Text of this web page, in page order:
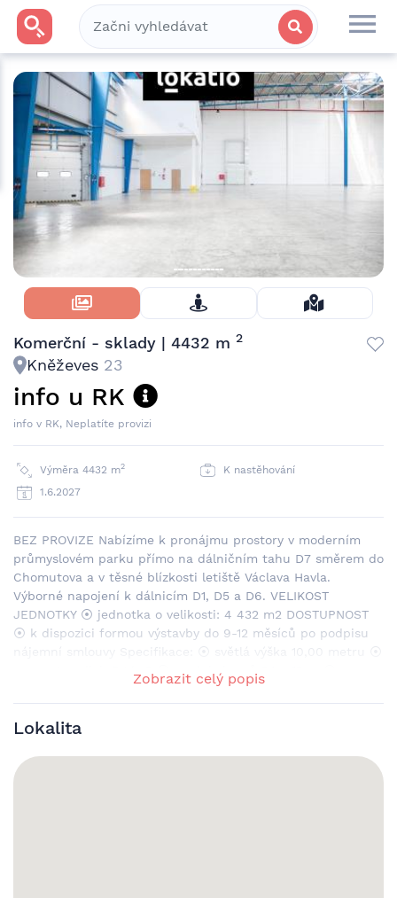
Skrýt Fotky
Komerční - sklady | 4432 m 2
Kněževes 23
info u RK
info v RK, Neplatíte provizi
Výměra 4432 m2
K nastěhování
1.6.2027
BEZ PROVIZE Nabízíme k pronájmu prostory v moderním
průmyslovém parku přímo na dálničním tahu D7 směrem do
Chomutova a v těsné blízkosti letiště Václava Havla.
Výborné napojení k dálnicím D1, D5 a D6. VELIKOST
JEDNOTKY ⦿ jednotka o velikosti: 4 432 m2 DOSTUPNOST
⦿ k dispozici formou výstavby do 9-12 měsíců po podpisu
nájemní smlouvy Specifikace: ⦿ světlá výška 10,00 metru ⦿
nosnost podlah 5 t/m2 ⦿ modul sloupů 24 x 12 m ⦿
dostatečné manipulační plochy před budovou ⦿ dostatečný
počet docků pro TIR ⦿ sprinklerový systém ⦿ LED osvětlení
⦿ infrazářiče nebo sahary ⦿ přístup 24/7 ⦿ nepřetržitý
dálničního tahu D7 a letiště Václava Havla ⦿ snadný
přístup na pražský okruh a dálniční tahy D1, D5 a D6 ⦿
Zobrazit celý popis
Lokalita